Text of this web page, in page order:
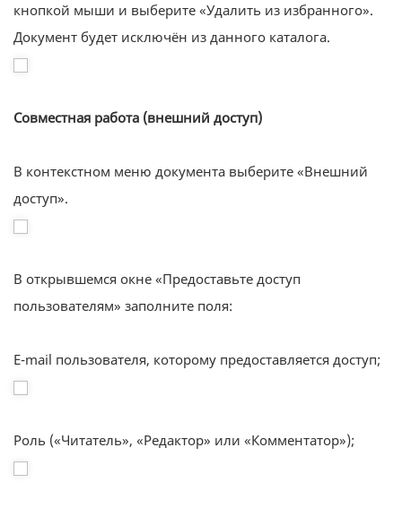
кнопкой мыши и выберите «Удалить из избранного».
Документ будет исключён из данного каталога.
Совместная работа (внешний доступ)
В контекстном меню документа выберите «Внешний
доступ».
В открывшемся окне «Предоставьте доступ
пользователям» заполните поля:
E-mail пользователя, которому предоставляется доступ;
Роль («Читатель», «Редактор» или «Комментатор»);